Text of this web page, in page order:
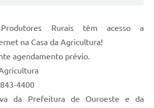
Rurais têm acesso a
na Casa da Agricultura!
agendamento prévio.
4400
da Prefeitura de Ouroeste e da